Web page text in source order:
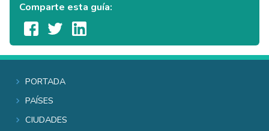
Comparte esta guía:
Portada
Países
Ciudades